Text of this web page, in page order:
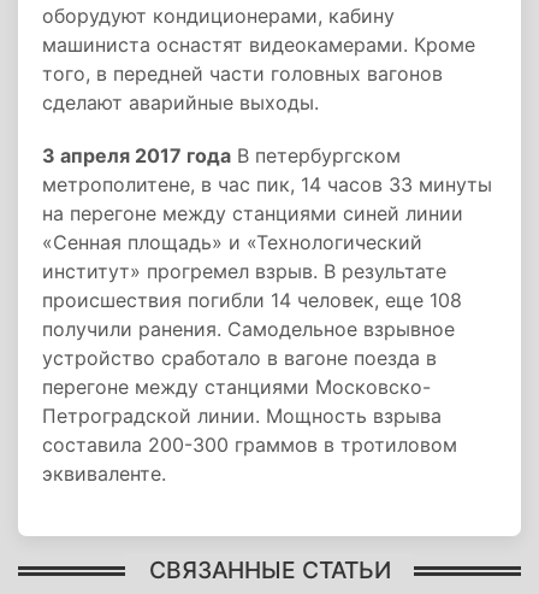
оборудуют кондиционерами, кабину
машиниста оснастят видеокамерами. Кроме
того, в передней части головных вагонов
сделают аварийные выходы.
3 апреля 2017 года В петербургском
метрополитене, в час пик, 14 часов 33 минуты
на перегоне между станциями синей линии
«Сенная площадь» и «Технологический
институт» прогремел взрыв. В результате
происшествия погибли 14 человек, еще 108
получили ранения. Самодельное взрывное
устройство сработало в вагоне поезда в
перегоне между станциями Московско-
Петроградской линии. Мощность взрыва
составила 200-300 граммов в тротиловом
эквиваленте.
СВЯЗАННЫЕ СТАТЬИ